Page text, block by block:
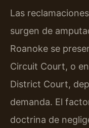
Las
surgen de
Roanoke se
Circuit Court, o
District Court,
demanda. El
doctrina de